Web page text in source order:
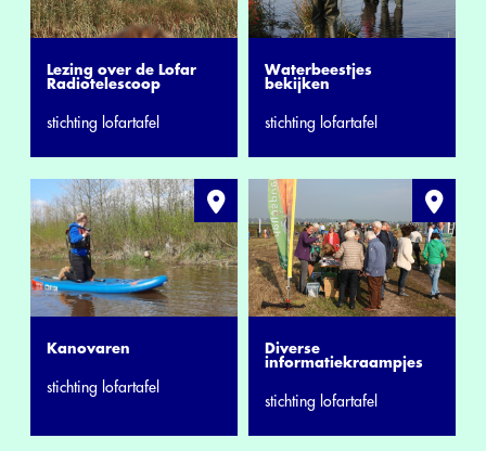
Lezing over de Lofar
Radiotelescoop
stichting lofartafel
Waterbeestjes
bekijken
stichting lofartafel
Kanovaren
stichting lofartafel
Diverse
informatiekraampjes
stichting lofartafel